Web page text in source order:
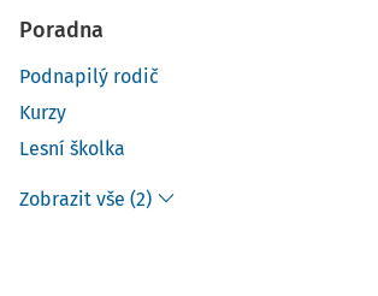
Poradna
Podnapilý rodič
Kurzy
Lesní školka
Zobrazit vše (2)